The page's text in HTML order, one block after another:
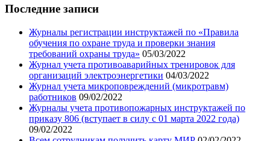
нашего
Последние записи
Журналы регистрации инструктажей по «Правила
обучения по охране труда и проверки знания
требований охраны труда» 05/03/2022
Журнал учета противоаварийных тренировок для
организаций электроэнергетики 04/03/2022
Журнал учета микроповреждений (микротравм)
работников 09/02/2022
Журналы учета противопожарных инструктажей по
приказу 806 (вступает в силу с 01 марта 2022 года)
09/02/2022